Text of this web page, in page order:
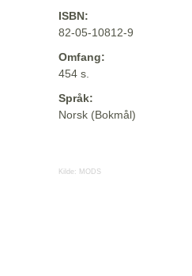
ISBN:
82-05-10812-9
Omfang:
454 s.
Språk:
Norsk (Bokmål)
Kilde: MODS